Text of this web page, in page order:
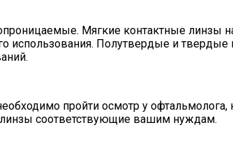
Мягкие контактные линзы
использования. Полутвердые и
пройти осмотр у
линзы соответствующие вашим нуждам.